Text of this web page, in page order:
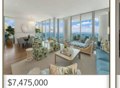
$7,475,000